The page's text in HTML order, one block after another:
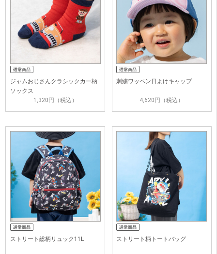
ジャムおじさんクラシックカー柄
ソックス
1,320円（税込）
刺繍ワッペン日よけキャップ
4,620円（税込）
ストリート総柄リュック11L ストリート柄トートバッグ